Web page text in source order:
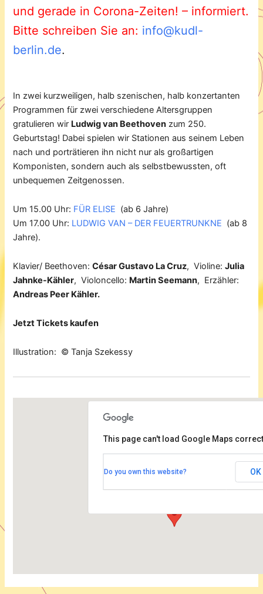
und gerade in Corona-Zeiten! – informiert.
Bitte schreiben Sie an: info@kudl-
berlin.de.
In zwei kurzweiligen, halb szenischen, halb konzertanten
Programmen für zwei verschiedene Altersgruppen
gratulieren wir Ludwig van Beethoven zum 250.
Geburtstag! Dabei spielen wir Stationen aus seinem Leben
nach und porträtieren ihn nicht nur als großartigen
Komponisten, sondern auch als selbstbewussten, oft
unbequemen Zeitgenossen.
Um 15.00 Uhr: FÜR ELISE (ab 6 Jahre)
Um 17.00 Uhr: LUDWIG VAN – DER FEUERTRUNKNE (ab 8
Jahre).
Klavier/ Beethoven:César Gustavo La Cruz, Violine:Julia
Jahnke-Kähler, Violoncello: Martin Seemann, Erzähler:
Andreas Peer Kähler.
Jetzt Tickets kaufen
Illustration: © Tanja Szekessy
An der Urania 17 - Berlin
This page can't load Google Maps
Do you own this website? OK